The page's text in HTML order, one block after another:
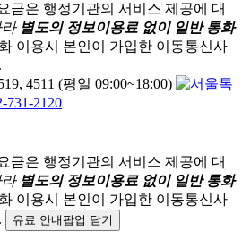
금은 행정기관의 서비스 제공에 대
라 별도의 정보이용료 없이 일반 통화
이용시 본인이 가입한 이동통신사
4511 (평일 09:00~18:00)
731-2120
금은 행정기관의 서비스 제공에 대
라 별도의 정보이용료 없이 일반 통화
이용시 본인이 가입한 이동통신사
유료 안내팝업 닫기